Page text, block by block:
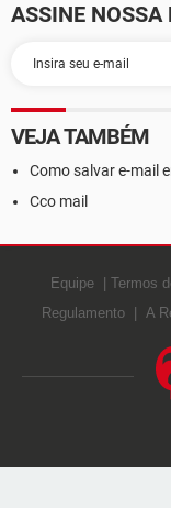
ASSINE NOSSA
VEJA TAMBÉM
Como salvar e-mail
Cco mail
Equipe Termos
Regulamento
A